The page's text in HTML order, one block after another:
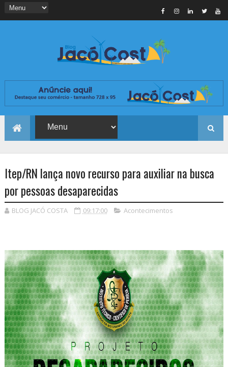
Itep/RN lança novo recurso para auxiliar na busca
por pessoas desaparecidas
BLOG JACÓ COSTA 09:17:00 Acontecimentos